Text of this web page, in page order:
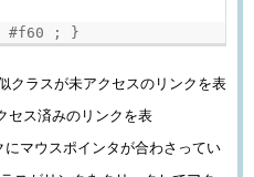
#f60 ; }
クラスが未アクセスのリンクを表
セス済みのリンクを表
マウスポインタが合わさってい